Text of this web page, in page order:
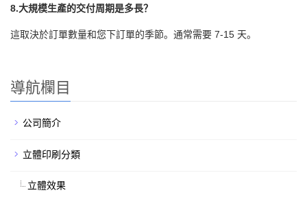
8.大規模生產的交付周期是多長？
這取決於訂單數量和您下訂單的季節。通常需要 7-15 天。
導航欄目
公司簡介
立體印刷分類
立體效果